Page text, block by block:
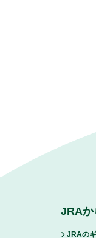
JRAか
JRAの